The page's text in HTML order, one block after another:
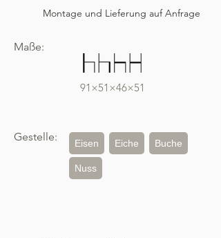
Montage und Lieferung auf Anfrage
Maße:
91×51×46×51
Gestelle: Eisen Eiche Buche
Nuss